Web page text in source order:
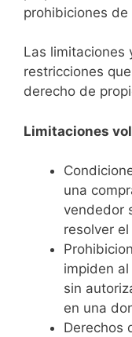
prohibiciones
Las limitaciones
restricciones
derecho de
Limitaciones
una
vendedor
resolver
impiden
sin
en una
Derechos